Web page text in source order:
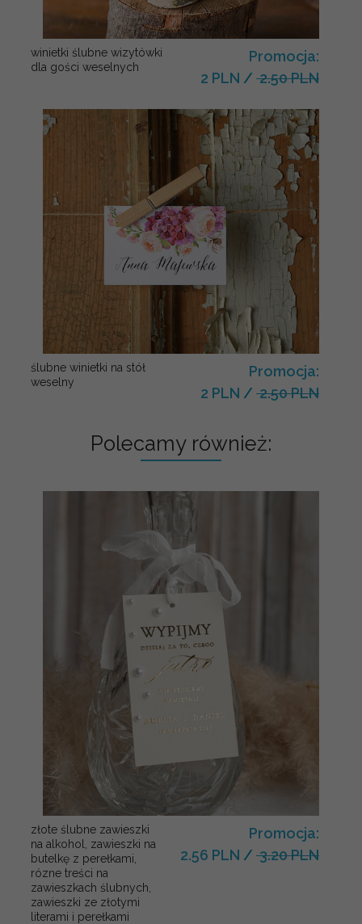
winietki ślubne wizytówki
dla gości weselnych
Promocja:
2 PLN / 2.50 PLN
ślubne winietki na stół
weselny
Promocja:
2 PLN / 2.50 PLN
Polecamy również:
złote ślubne zawieszki
na alkohol, zawieszki na
butelkę z perełkami,
rózne treści na
zawieszkach ślubnych,
zawieszki ze złotymi
literami i perełkami
Promocja:
2.56 PLN / 3.20 PLN